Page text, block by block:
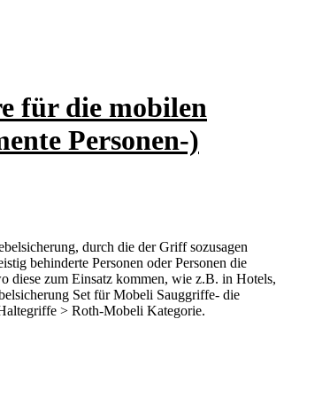
für die mobilen
Personen-)
durch die der Griff sozusagen
behinderte Personen oder Personen die
diese zum Einsatz kommen, wie z.B. in Hotels,
Set für Mobeli Sauggriffe- die
> Roth-Mobeli Kategorie.